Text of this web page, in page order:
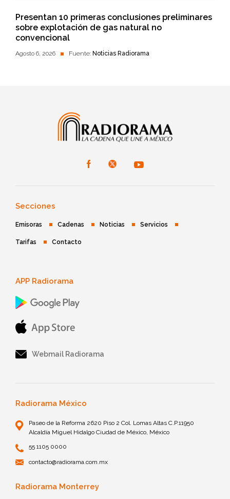
Presentan 10 primeras conclusiones preliminares
sobre explotación de gas natural no
convencional
Agosto 6, 2026 Fuente: Noticias Radiorama
Secciones
Emisoras Cadenas Noticias Servicios
Tarifas Contacto
APP Radiorama
Webmail Radiorama
Radiorama México
Paseo de la Reforma 2620 Piso 2 Col. Lomas Altas C.P.11950
Alcaldía Miguel Hidalgo Ciudad de México, México
55 1105 0000
contacto@radiorama.com.mx
Radiorama Monterrey